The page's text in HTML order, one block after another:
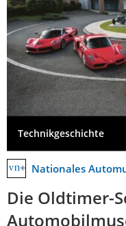
Technikgeschichte
Nationales
Die Oldtimer-